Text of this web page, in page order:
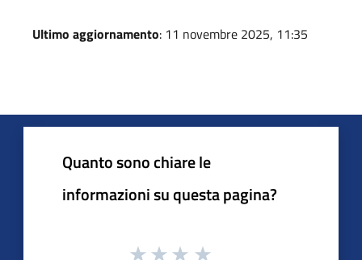
Ultimo aggiornamento: 11 novembre 2025, 11:35
Quanto sono chiare le
informazioni su questa pagina?